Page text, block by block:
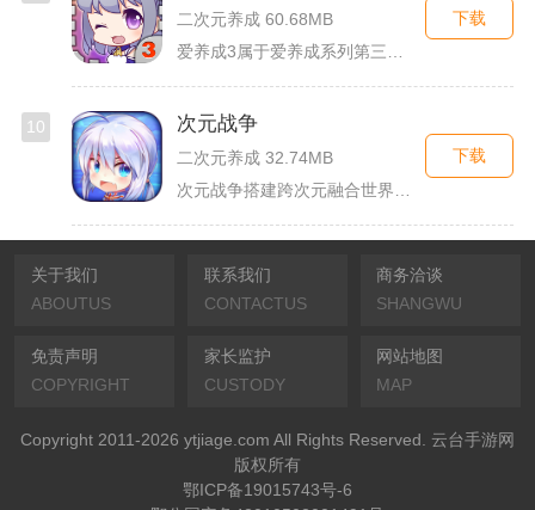
二次元养成 60.68MB
爱养成3属于爱养成系列第三部单机模拟养成手游，故事依托天使堕...
下载
10 次元战争
二次元养成 32.74MB
下载
关于我们
ABOUTUS
联系我们
CONTACTUS
商务洽谈
SHANGWU
免责声明
COPYRIGHT
家长监护
CUSTODY
网站地图
MAP
Copyright 2011-2026 ytjiage.com All Rights Reserved. 云台手游网
版权所有
鄂ICP备19015743号-6